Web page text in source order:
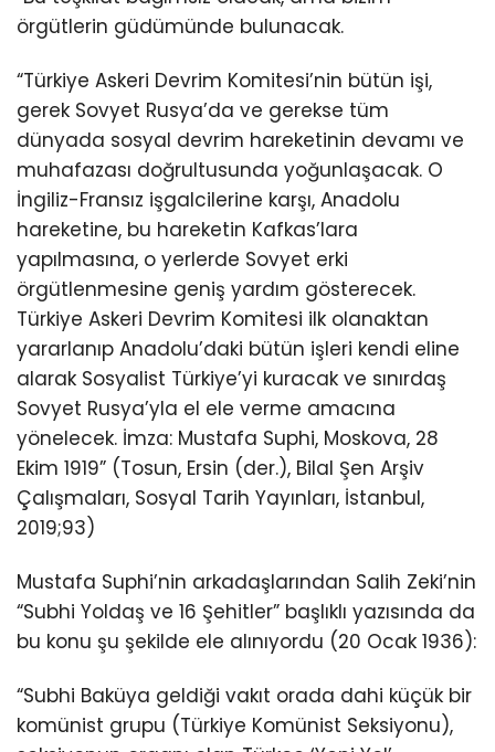
örgütlerin güdümünde bulunacak.
“Türkiye Askeri Devrim Komitesi’nin bütün işi,
gerek Sovyet Rusya’da ve gerekse tüm
dünyada sosyal devrim hareketinin devamı ve
muhafazası doğrultusunda yoğunlaşacak. O
İngiliz-Fransız işgalcilerine karşı, Anadolu
hareketine, bu hareketin Kafkas’lara
yapılmasına, o yerlerde Sovyet erki
örgütlenmesine geniş yardım gösterecek.
Türkiye Askeri Devrim Komitesi ilk olanaktan
yararlanıp Anadolu’daki bütün işleri kendi eline
alarak Sosyalist Türkiye’yi kuracak ve sınırdaş
Sovyet Rusya’yla el ele verme amacına
yönelecek. İmza: Mustafa Suphi, Moskova, 28
Ekim 1919” (Tosun, Ersin (der.), Bilal Şen Arşiv
Çalışmaları, Sosyal Tarih Yayınları, İstanbul,
2019;93)
Mustafa Suphi’nin arkadaşlarından Salih Zeki’nin
“Subhi Yoldaş ve 16 Şehitler” başlıklı yazısında da
bu konu şu şekilde ele alınıyordu (20 Ocak 1936):
“Subhi Baküya geldiği vakıt orada dahi küçük bir
komünist grupu (Türkiye Komünist Seksiyonu),